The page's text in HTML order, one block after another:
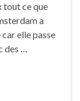
tout ce que
a
elle passe
des …